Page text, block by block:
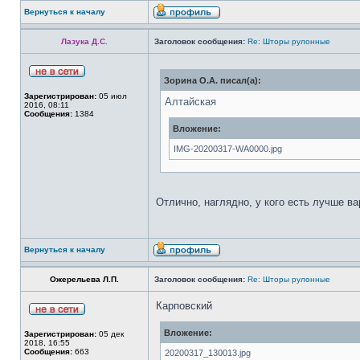
Вернуться к началу
Лазука Д.С. Заголовок сообщения: Re: Шторы рулонные
Зарегистрирован: 05 июл
2016, 08:11
Сообщения: 1384
Зорина О.А. писал(а):
Алтайская
Вложение:
IMG-20200317-WA0000.jpg
Отлично, наглядно, у кого есть лучше
Вернуться к началу
Ожерельева Л.П. Заголовок сообщения: Re: Шторы рулонные
Зарегистрирован: 05 дек
2018, 16:55
Сообщения: 663
Карповский
Вложение:
20200317_130013.jpg